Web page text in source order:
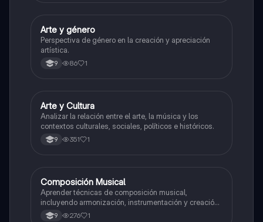
Artes
Arte y género
Perspectiva de género en la creación y apreciación
artística.
9 86 1
Artes
Arte y Cultura
Analizar la relación entre el arte, la música y los
contextos culturales, sociales, políticos e históricos.
9 351 1
Artes
Composición Musical
Aprender técnicas de composición musical,
incluyendo armonización, instrumentación y creación
de melodías y arreglos.
9 276 1